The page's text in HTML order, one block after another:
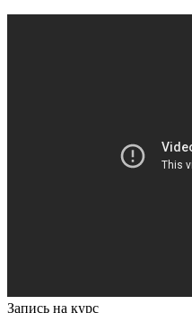
Запись на курс